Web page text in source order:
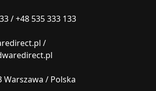
/+48 535 333 133
/
Warszawa / Polska